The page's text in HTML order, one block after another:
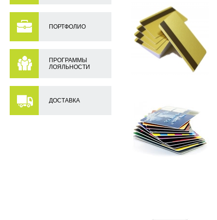
ПОРТФОЛИО
ПРОГРАММЫ
ЛОЯЛЬНОСТИ
ДОСТАВКА